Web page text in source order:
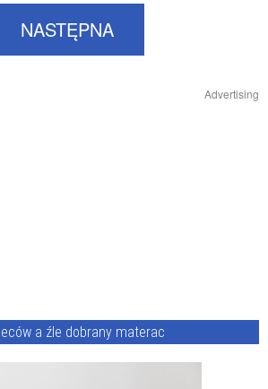
NASTĘPNA
Advertising
a źle dobrany materac